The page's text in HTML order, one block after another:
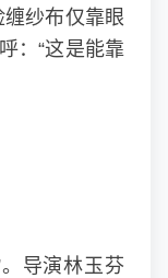
纱布仅靠眼
：“这是能靠
导演林玉芬